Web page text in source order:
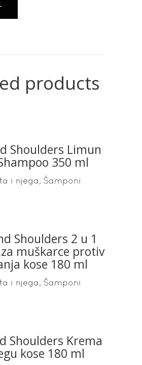
products
READ MORE
Shoulders Limun
350 ml
i njega, Šamponi
READ MORE
Shoulders 2 u 1
muškarce protiv
kose 180 ml
i njega, Šamponi
READ MORE
Shoulders Krema
kose 180 ml